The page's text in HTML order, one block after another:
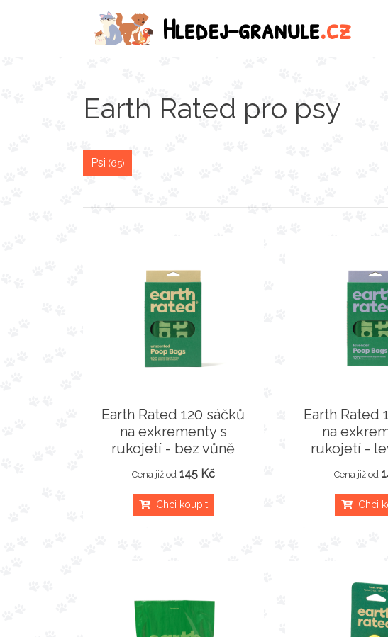
Hledej-granule.cz
Earth Rated pro psy
Psi (65)
Earth Rated 120 sáčků
na exkrementy s
rukojetí - bez vůně
Cena již od 145 Kč
Chci koupit
Earth Rated
na
rukojetí -
Cena již od
Chci